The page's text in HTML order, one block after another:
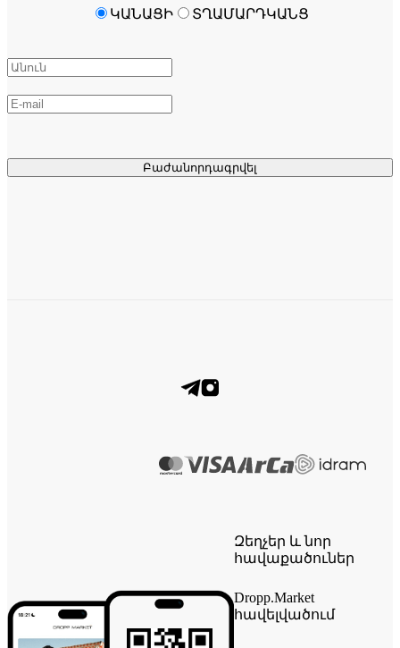
Բաժանորդագրվել
ԿԱՆԱՑԻ ՏՂԱՄԱՐԴԿԱՆՑ
Զեղչեր և նոր
հավաքածուներ
Dropp.Market
հավելվածում